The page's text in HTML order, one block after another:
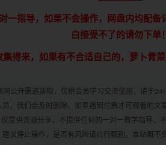
一指导，如果不会操作，网盘内均配
白接受不了的请勿下单！
得来，如果有不合适自己的，萝卜青
网公开渠道获取，仅供会员学习交流使用，请于
，我们会及时删除。如果遇到付费才可观看的文
提供资源分享，不提供任何的一对一教学指导，
议停止操作，是否有风险请自行甄别，本站概不